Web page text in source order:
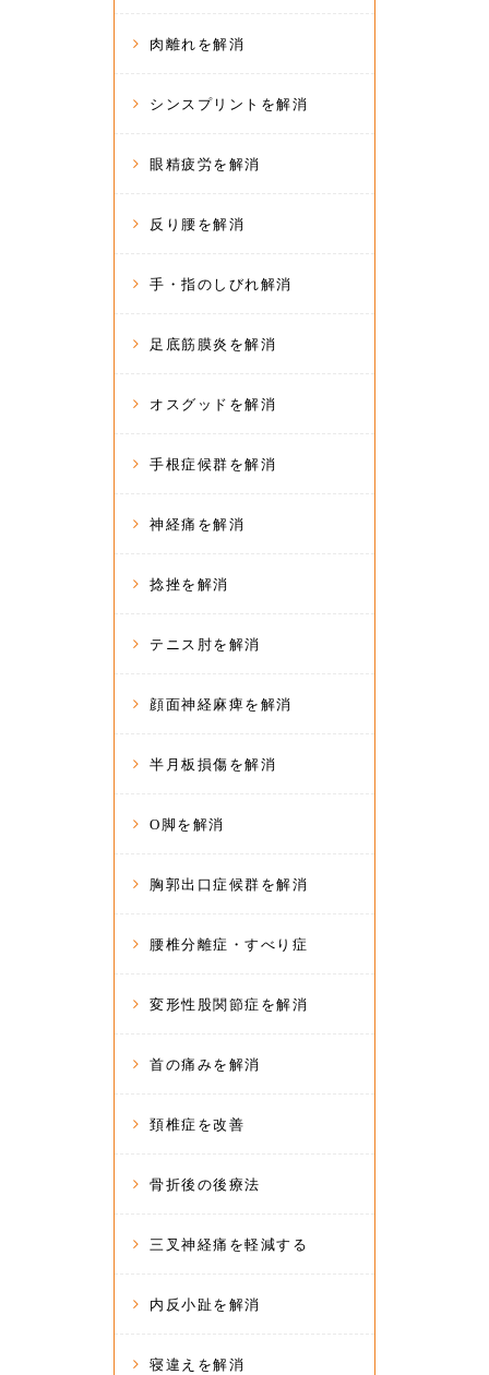
肉離れを解消
シンスプリントを解消
眼精疲労を解消
反り腰を解消
手・指のしびれ解消
足底筋膜炎を解消
オスグッドを解消
手根症候群を解消
神経痛を解消
捻挫を解消
テニス肘を解消
顔面神経麻痺を解消
半月板損傷を解消
O脚を解消
胸郭出口症候群を解消
腰椎分離症・すべり症
変形性股関節症を解消
首の痛みを解消
頚椎症を改善
骨折後の後療法
三叉神経痛を軽減する
内反小趾を解消
寝違えを解消